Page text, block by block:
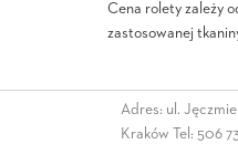
Cena rolety zależy
zastosowanej
Adres: ul.
Kraków Tel: 506